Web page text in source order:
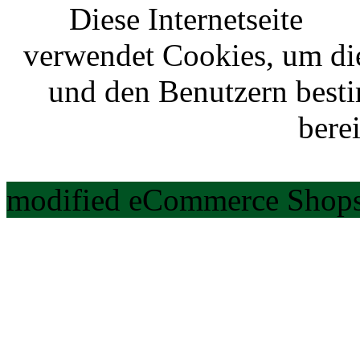
Diese Internetseite
verwendet Cookies, um
und den Benutzern
modified eCommerce